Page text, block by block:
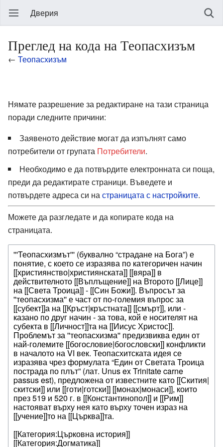
Дверия
Преглед на кода на Теопасхизъм
← Теопасхизъм
Нямате разрешение за редактиране на тази страница
поради следните причини:
Заявеното действие могат да изпълнят само
потребители от групата Потребители.
Необходимо е да потвърдите електронната си поща,
преди да редактирате страници. Въведете и
потвърдете адреса си на страницата с настройките.
Можете да разгледате и да копирате кодa на
страницата.